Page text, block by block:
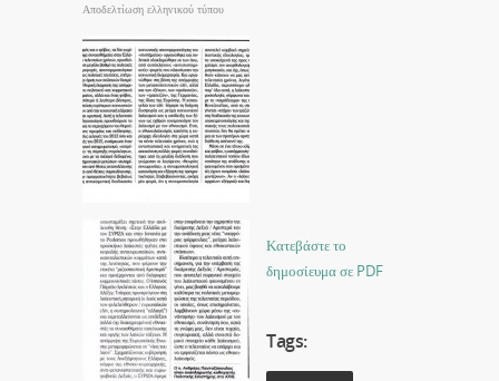
Αποδελτίωση ελληνικού τύπου
Κατεβάστε το
δημοσίευμα σε PDF
Tags: